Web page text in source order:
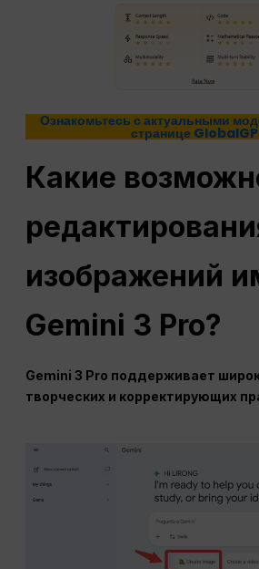
Ознакомьтесь с актуальными
странице
Какие
изображений
Gemini 3 Pro?
Gemini 3 Pro поддерживает
творческих и корректирующих